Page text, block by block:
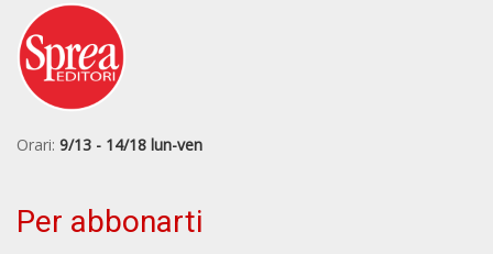
Orari: 9/13 - 14/18 lun-ven
Per abbonarti